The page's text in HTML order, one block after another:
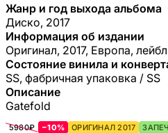
Жанр и год выхода альбома
Диско, 2017
Информация об издании
Оригинал, 2017, Европа,
Состояние винила и
SS, фабричная упаковка / SS
Описание
Gatefold
5980₽ −10% ОРИГИНАЛ 2017